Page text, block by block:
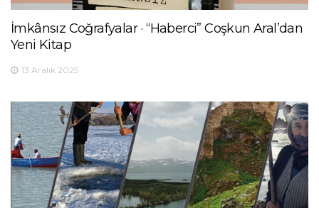
İmkânsız Coğrafyalar · “Haberci” Coşkun Aral’dan
Yeni Kitap
13 Aralık 2025